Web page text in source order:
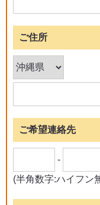
ご住所
ご希望連絡先
-
(半角数字:ハイフン